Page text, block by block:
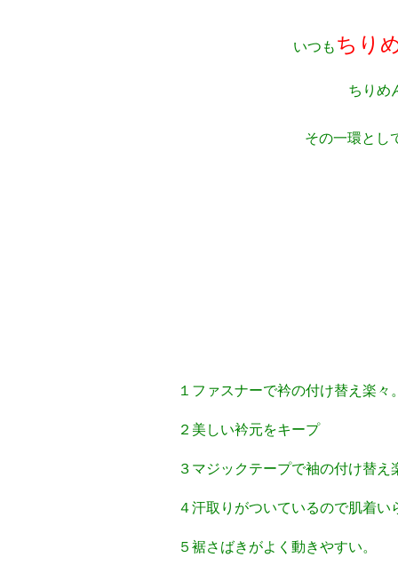
いつも ちり
ちりめ
その一環とし
１ファスナーで衿の付け替え楽々。
２美しい衿元をキープ
３マジックテープで袖の付け替え楽
４汗取りがついているので肌着いら
５裾さばきがよく動きやすい。